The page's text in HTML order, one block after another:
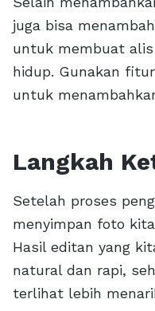
juga bisa
untuk membuat
hidup. Gunakan fitur
untuk
Langkah
Setelah proses
menyimpan foto
Hasil editan yang
natural dan rapi,
terlihat lebih